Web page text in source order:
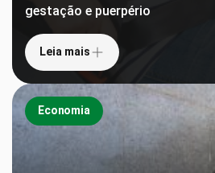
gestação e puerpério
Leia mais
Economia